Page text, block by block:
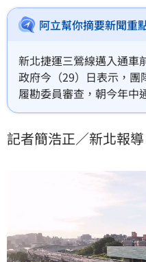
阿立幫你摘要新聞重
新北捷運三鶯線邁入通車
政府今（29）日表示，
履勘委員審查，朝今年中
區往返台北市通勤時間，
記者簡浩正／新北報導